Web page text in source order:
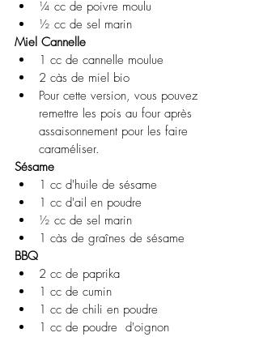
¼ cc de poivre moulu
½ cc de sel marin
Miel Cannelle
1 cc de cannelle moulue
2 càs de miel bio
Pour cette version, vous pouvez
remettre les pois au four après
assaisonnement pour les faire
caraméliser.
Sésame
1 cc d'huile de sésame
1 cc d'ail en poudre
½ cc de sel marin
1 càs de graînes de sésame
BBQ
2 cc de paprika
1 cc de cumin
1 cc de chili en poudre
1 cc de poudre  d'oignon